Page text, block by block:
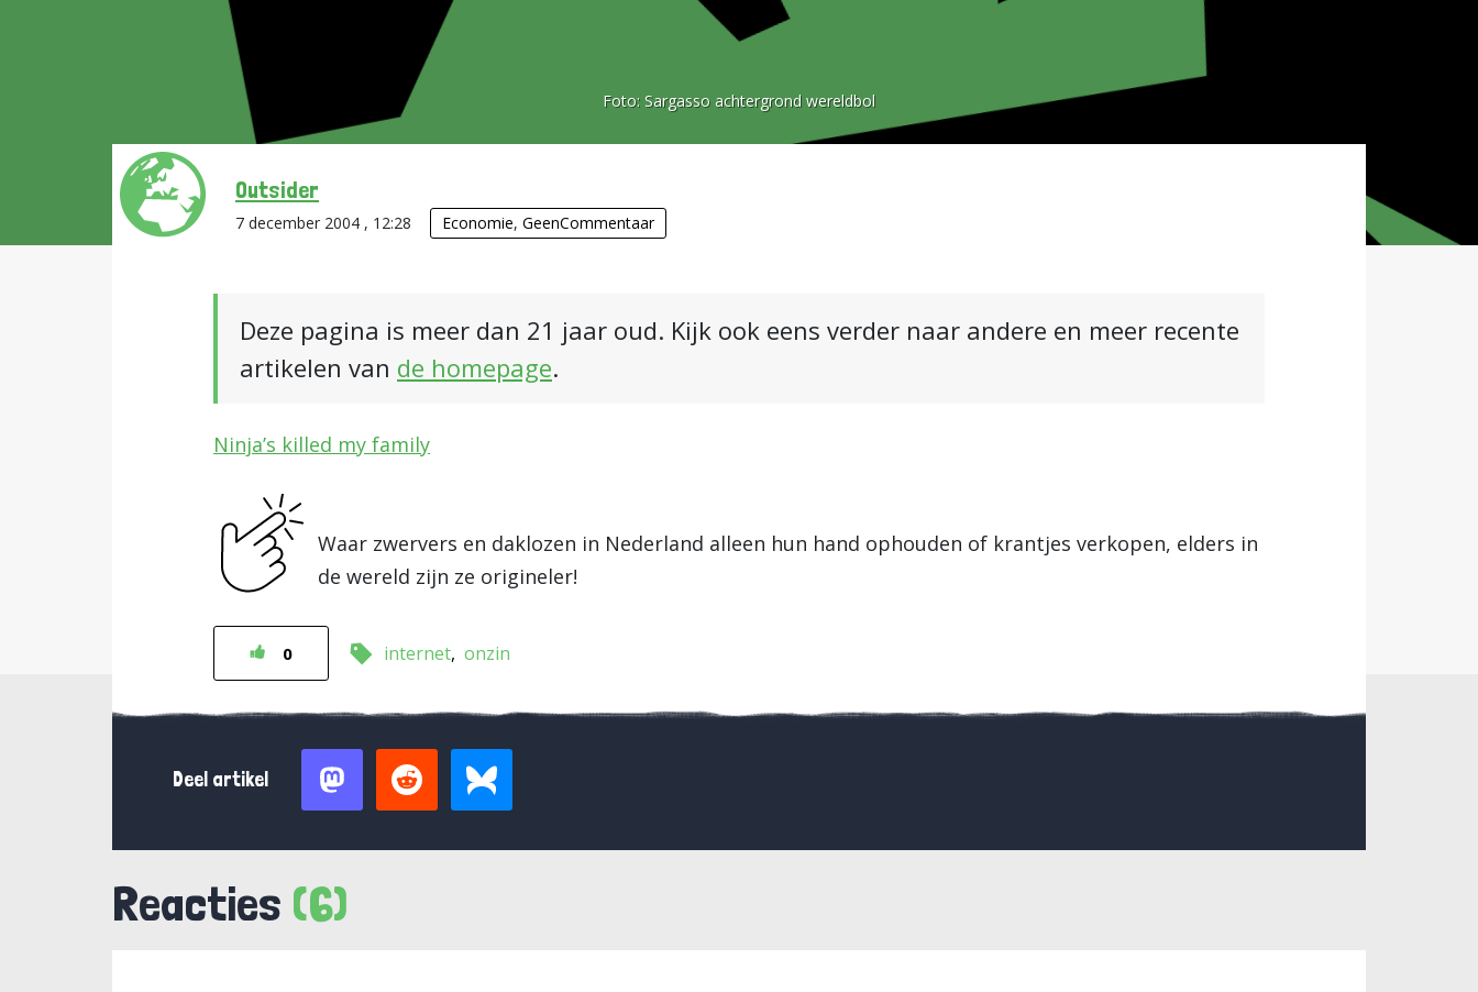
Foto: Sargasso achtergrond wereldbol
Outsider
7 december 2004 , 12:28 Economie, GeenCommentaar
Deze pagina is meer dan 21 jaar oud. Kijk ook eens verder naar andere en meer recente
artikelen van de homepage.
Ninja’s killed my family
Waar zwervers en daklozen in Nederland alleen hun hand ophouden of krantjes verkopen, elders in
de wereld zijn ze origineler!
0 internet onzin
Deel artikel
Reacties (6)